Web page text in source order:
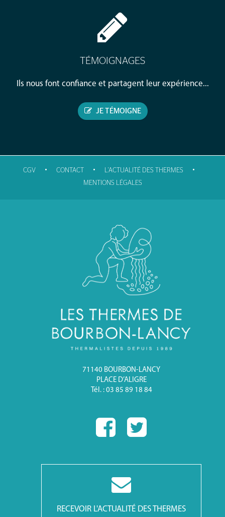
TÉMOIGNAGES
Ils nous font confiance et partagent leur expérience...
JE TÉMOIGNE
CGV • CONTACT • L'ACTUALITÉ DES THERMES •
MENTIONS LÉGALES
71140 BOURBON-LANCY
PLACE D’ALIGRE
Tél. : 03 85 89 18 84
RECEVOIR L'ACTUALITÉ DES THERMES